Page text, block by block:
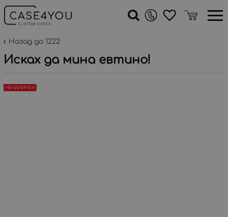
Назад до 1222
Исках да мина евтино!
НЕНАЛИЧЕН